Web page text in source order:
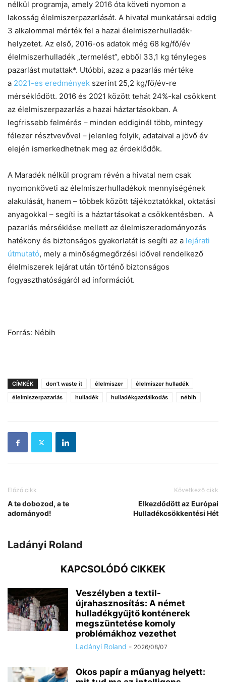
nélkül programja, amely 2016 óta követi nyomon a
lakosság élelmiszerpazarlását. A hivatal munkatársai eddig
3 alkalommal mérték fel a hazai élelmiszerhulladék-
helyzetet. Az első, 2016-os adatok még 68 kg/fő/év
élelmiszerhulladék „termelést”, ebből 33,1 kg tényleges
pazarlást mutattak*. Utóbbi, azaz a pazarlás mértéke
a 2021-es eredmények szerint 25,2 kg/fő/év-re
mérséklődött. 2016 és 2021 között tehát 24%-kal csökkent
az élelmiszerpazarlás a hazai háztartásokban. A
legfrissebb felmérés – minden eddiginél több, mintegy
félezer résztvevővel – jelenleg folyik, adataival a jövő év
elején ismerkedhetnek meg az érdeklődők.
A Maradék nélkül program révén a hivatal nem csak
nyomonköveti az élelmiszerhulladékok mennyiségének
alakulását, hanem – többek között tájékoztatókkal, oktatási
anyagokkal – segíti is a háztartásokat a csökkentésben. A
pazarlás mérséklése mellett az élelmiszeradományozás
hatékony és biztonságos gyakorlatát is segíti az a lejárati
útmutató, mely a minőségmegőrzési idővel rendelkező
élelmiszerek lejárat után történő biztonságos
fogyaszthatóságáról ad információt.
Forrás: Nébih
CÍMKÉK don't waste it élelmiszer
élelmiszer hulladék
élelmiszerpazarlás
hulladék hulladékgazdálkodás nébih
Előző cikk
A te dobozod, a te
adományod!
Következő cikk
Elkezdődött az Európai
Hulladékcsökkentési Hét
Ladányi Roland
KAPCSOLÓDÓ CIKKEK
Veszélyben a textil-
újrahasznosítás: A német
hulladékgyűjtő konténerek
megszüntetése komoly
problémákhoz vezethet
Ladányi Roland - 2026/08/07
Okos papír a műanyag helyett: